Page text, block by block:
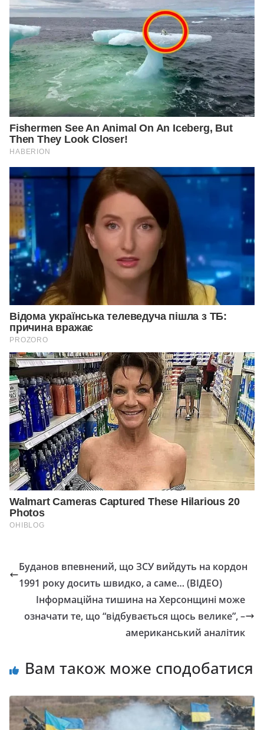
Буданов впевнений, що ЗСУ вийдуть на кордон
1991 року досить швидко, а саме… (ВІДЕО)
Інформаційна тишина на Херсонщині може
означати те, що “відбувається щось велике”, –
американський аналітик
Вам також може сподобатися